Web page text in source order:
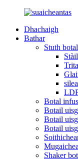
Dhachaigh
Bathar
Stuth
Botal
Botail
Botail
Botail
Shaker